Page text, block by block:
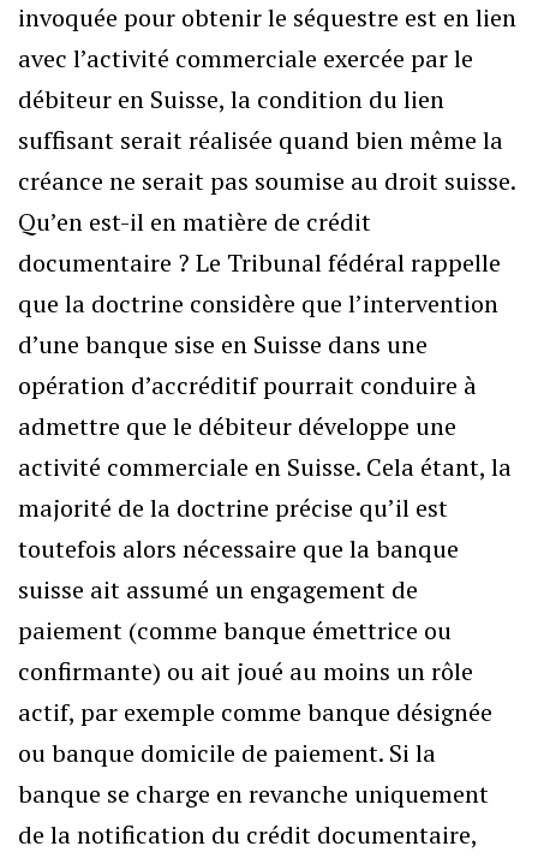
invoquée pour obtenir le séquestre est en lien
avec l’activité commerciale exercée par le
débiteur en Suisse, la condition du lien
suffisant serait réalisée quand bien même la
créance ne serait pas soumise au droit suisse.
Qu’en est-il en matière de crédit
documentaire ? Le Tribunal fédéral rappelle
que la doctrine considère que l’intervention
d’une banque sise en Suisse dans une
opération d’accréditif pourrait conduire à
admettre que le débiteur développe une
activité commerciale en Suisse. Cela étant, la
majorité de la doctrine précise qu’il est
toutefois alors nécessaire que la banque
suisse ait assumé un engagement de
paiement (comme banque émettrice ou
confirmante) ou ait joué au moins un rôle
actif, par exemple comme banque désignée
ou banque domicile de paiement. Si la
banque se charge en revanche uniquement
de la notification du crédit documentaire,